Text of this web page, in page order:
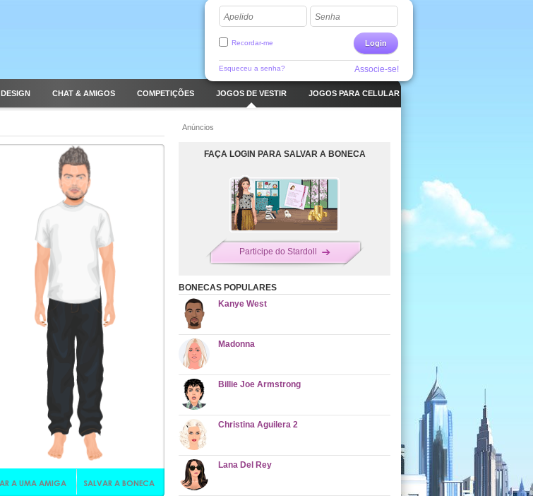
Apelido Senha
Login
Recordar-me
Esqueceu a senha? Associe-se!
DESIGN CHAT & AMIGOS COMPETIÇÕES JOGOS DE VESTIR JOGOS PARA CELULAR
Anúncios
FAÇA LOGIN PARA SALVAR A BONECA
Participe do Stardoll
BONECAS POPULARES
Kanye West
Madonna
Billie Joe Armstrong
Christina Aguilera 2
Lana Del Rey